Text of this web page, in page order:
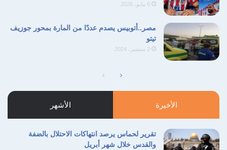
6 مايو، 2026
مصر..أتوبيس يصدم عددًا من المارة بمحور جوزيف
تيتو
2 سبتمبر، 2024
الصفحة
السابقة
الصفحة
التالية
الأخيرة الأشهر
تقرير لحماس يرصد انتهاكات الاحتلال بالضفة
والقدس خلال شهر أبريل